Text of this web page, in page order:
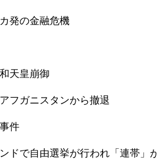
発の金融危機
天皇崩御
フガニスタンから撤退
件
ドで自由選挙が行われ「連帯」